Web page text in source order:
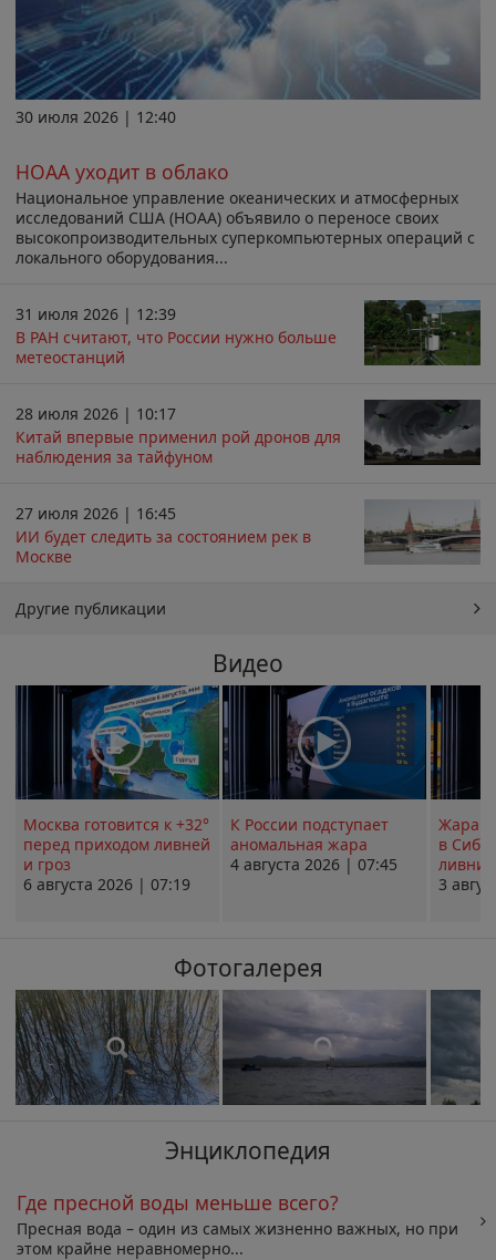
30 июля 2026 | 12:40
НОАА уходит в облако
Национальное управление океанических и атмосферных
исследований США (НОАА) объявило о переносе своих
высокопроизводительных суперкомпьютерных операций с
локального оборудования...
31 июля 2026 | 12:39
В РАН считают, что России нужно больше
метеостанций
28 июля 2026 | 10:17
Китай впервые применил рой дронов для
наблюдения за тайфуном
27 июля 2026 | 16:45
ИИ будет следить за состоянием рек в
Москве
Другие публикации
Видео
Москва готовится к +32°
перед приходом ливней
и гроз
6 августа 2026 | 07:19
К России подступает
аномальная жара
4 августа 2026 | 07:45
Жара в
в
ливни
3
Фотогалерея
Энциклопедия
Где пресной воды меньше всего?
Пресная вода – один из самых жизненно важных, но при
этом крайне неравномерно...